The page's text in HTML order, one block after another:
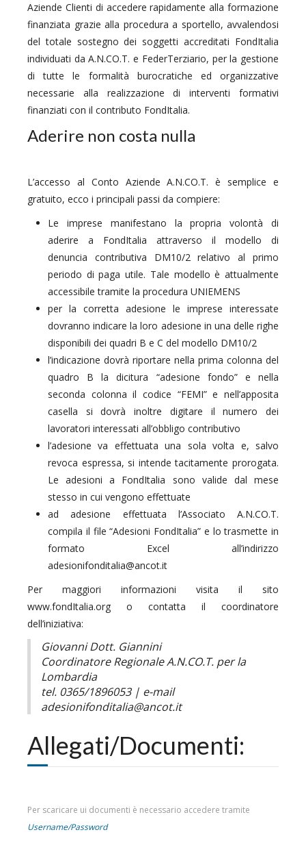
Aziende Clienti di accedere rapidamente alla formazione
finanziata grazie alla procedura a sportello, avvalendosi
del totale sostegno dei soggetti accreditati FondItalia
individuati da A.N.CO.T. e FederTerziario, per la gestione
di tutte le formalità burocratiche ed organizzative
necessarie alla realizzazione di interventi formativi
finanziati con il contributo FondItalia.
Aderire non costa nulla
L’accesso al Conto Aziende A.N.CO.T. è semplice e
gratuito, ecco i principali passi da compiere:
Le imprese manifestano la propria volontà di
aderire a FondItalia attraverso il modello di
denuncia contributiva DM10/2 relativo al primo
periodo di paga utile. Tale modello è attualmente
accessibile tramite la procedura UNIEMENS
per la corretta adesione le imprese interessate
dovranno indicare la loro adesione in una delle righe
disponibili dei quadri B e C del modello DM10/2
l’indicazione dovrà riportare nella prima colonna del
quadro B la dicitura “adesione fondo” e nella
seconda colonna il codice “FEMI” e nell’apposita
casella si dovrà inoltre digitare il numero dei
lavoratori interessati all’obbligo contributivo
l’adesione va effettuata una sola volta e, salvo
revoca espressa, si intende tacitamente prorogata.
Le adesioni a FondItalia sono valide dal mese
stesso in cui vengono effettuate
ad adesione effettuata l’Associato A.N.CO.T.
compila il file “Adesioni FondItalia” e lo trasmette in
formato Excel all’indirizzo
adesionifonditalia@ancot.it
Per maggiori informazioni visita il sito
www.fondItalia.org o contatta il coordinatore
dell’iniziativa:
Giovanni Dott. Giannini
Coordinatore Regionale A.N.CO.T. per la
Lombardia
tel. 0365/1896053 | e-mail
adesionifonditalia@ancot.it
Allegati/Documenti:
Per scaricare ui documenti è necessario accedere tramite
Username/Password